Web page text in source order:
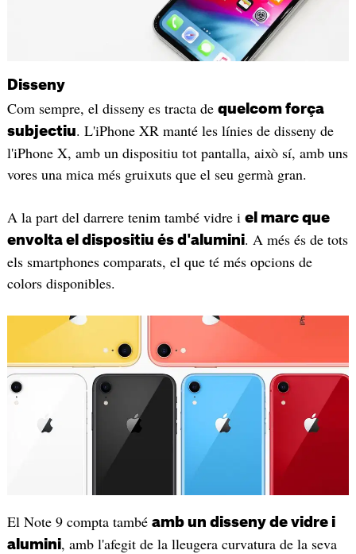
Disseny
Com sempre, el disseny es tracta de quelcom força
subjectiu. L'iPhone XR manté les línies de disseny de
l'iPhone X, amb un dispositiu tot pantalla, això sí, amb uns
vores una mica més gruixuts que el seu germà gran.
A la part del darrere tenim també vidre i el marc que
envolta el dispositiu és d'alumini. A més és de tots
els smartphones comparats, el que té més opcions de
colors disponibles.
El Note 9 compta també amb un disseny de vidre i
alumini, amb l'afegit de la lleugera curvatura de la seva